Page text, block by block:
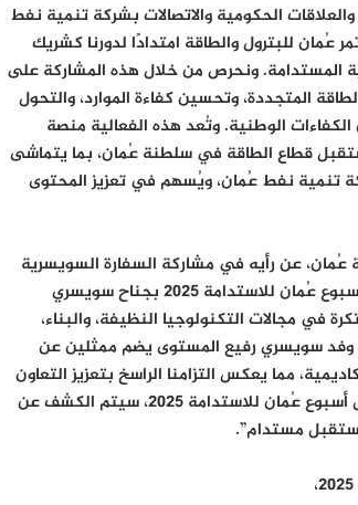
الحكومية والاتصالات بشركة تنمية نفط
للبترول والطاقة امتدادًا لدورنا كشريك
المستدامة. ونحرص من خلال هذه المشاركة على
المتجددة، وتحسين كفاءة الموارد، والتحول
الكفاءات الوطنية. وتُعد هذه الفعالية منصة
قطاع الطاقة في سلطنة عُمان، بما يتماشى
المؤسسي لشركة تنمية نفط عُمان، ويُسهم في تعزيز المحتوى
عن رأيه في مشاركة السفارة السويسرية
في أسبوع عُمان للاستدامة 2025 ، قائلاً: “يسرنا المشاركة في أسبوع عُمان للاستدامة 2025 بجناح سويسري
في مجالات التكنولوجيا النظيفة، والبناء،
وفد سويسري رفيع المستوى يضم ممثلين عن
مما يعكس التزامنا الراسخ بتعزيز التعاون
والتبادل بين عُمان وسويسرا، اللتين تتشاركان في الرؤية. وخلال أسبوع عُمان للاستدامة 2025، سيتم الكشف عن
مستدام”.